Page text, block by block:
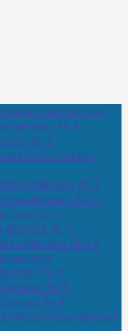
библиотека
филиал № 1
№ 2
библиотека-
филиал № 3
филиал № 15
№ 6
филиал № 5
филиал № 13
филиал № 8
филиал № 9
филиал № 4
библиотека-филиал